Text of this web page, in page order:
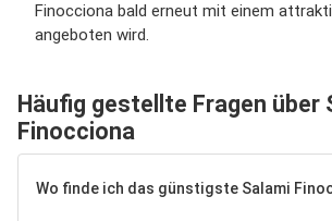
Finocciona bald erneut mit einem
angeboten wird.
Häufig gestellte Fragen über
Finocciona
Wo finde ich das günstigste Salami